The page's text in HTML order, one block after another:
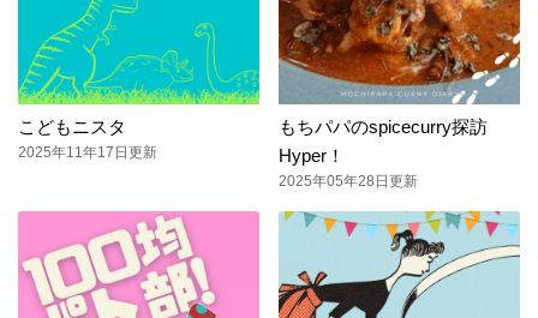
こどもニスタ
2025年11年17日更新
もちパパのspicecurry探訪
Hyper！
2025年05年28日更新